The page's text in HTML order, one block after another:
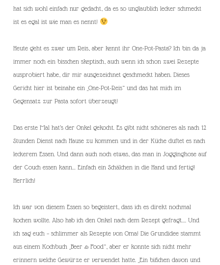
hat sich wohl einfach nur gedacht, da es so unglaublich lecker schmeckt
ist es egal ist wie man es nennt!
Heute geht es zwar um Reis, aber kennt ihr One-Pot-Pasta? Ich bin da ja
immer noch ein bisschen skeptisch, auch wenn ich schon zwei Rezepte
ausprobiert habe, dir mir ausgezeichnet geschmeckt haben. Dieses
Gericht hier ist beinahe ein „One-Pot-Reis“ und das hat mich im
Gegensatz zur Pasta sofort überzeugt!
Das erste Mal hat’s der Onkel gekocht. Es gibt nicht schöneres als nach 12
Stunden Dienst nach Hause zu kommen und in der Küche duftet es nach
leckerem Essen. Und dann auch noch etwas, das man in Jogginghose auf
der Couch essen kann… Einfach ein Schälchen in die Hand und fertig!
Herrlich!
Ich war von diesem Essen so begeistert, dass ich es direkt nochmal
kochen wollte. Also hab ich den Onkel nach dem Rezept gefragt…. Und
ich sag euch – schlimmer als Rezepte von Oma! Die Grundidee stammt
aus einem Kochbuch „Beer & Food“, aber er konnte sich nicht mehr
erinnern welche Gewürze er verwendet hatte. „Ein bißchen davon und